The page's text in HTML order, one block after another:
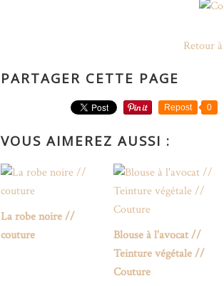
Retour
PARTAGER CETTE PAGE
Repost 0
VOUS AIMEREZ AUSSI :
La robe noire //
couture
Blouse à l'avocat //
Teinture végétale //
Couture